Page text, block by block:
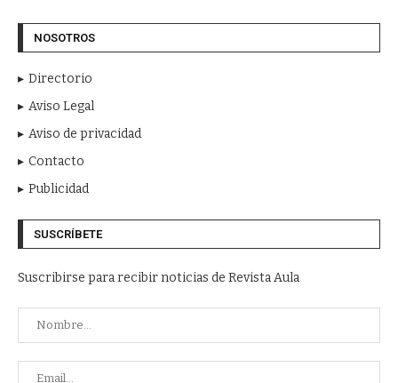
NOSOTROS
Directorio
Aviso Legal
Aviso de privacidad
Contacto
Publicidad
SUSCRÍBETE
Suscribirse para recibir noticias de Revista Aula